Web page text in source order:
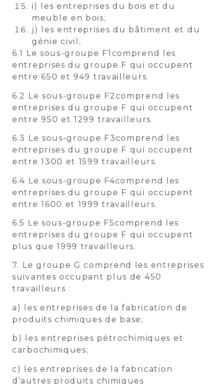
i) les entreprises du bois et du
meuble en bois;
j) les entreprises du bâtiment et du
génie civil;
6.1 Le sous-groupe F1comprend les
entreprises du groupe F qui occupent
entre 650 et 949 travailleurs.
6.2 Le sous-groupe F2comprend les
entreprises du groupe F qui occupent
entre 950 et 1299 travailleurs.
6.3 Le sous-groupe F3comprend les
entreprises du groupe F qui occupent
entre 1300 et 1599 travailleurs.
6.4 Le sous-groupe F4comprend les
entreprises du groupe F qui occupent
entre 1600 et 1999 travailleurs.
6.5 Le sous-groupe F5comprend les
entreprises du groupe F qui occupent
plus que 1999 travailleurs.
7. Le groupe G comprend les entreprises
suivantes occupant plus de 450
travailleurs :
a) les entreprises de la fabrication de
produits chimiques de base;
b) les entreprises pétrochimiques et
carbochimiques;
c) les entreprises de la fabrication
d’autres produits chimiques